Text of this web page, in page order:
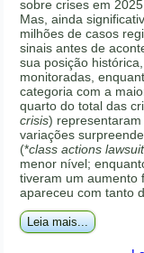
sobre crises em
Mas, ainda
milhões de casos
sinais antes de
sua posição
monitoradas,
categoria com a
quarto do total das
crisis)
variações
(*class actions
menor nível;
tiveram um aumento
apareceu com tanto
Leia mais...